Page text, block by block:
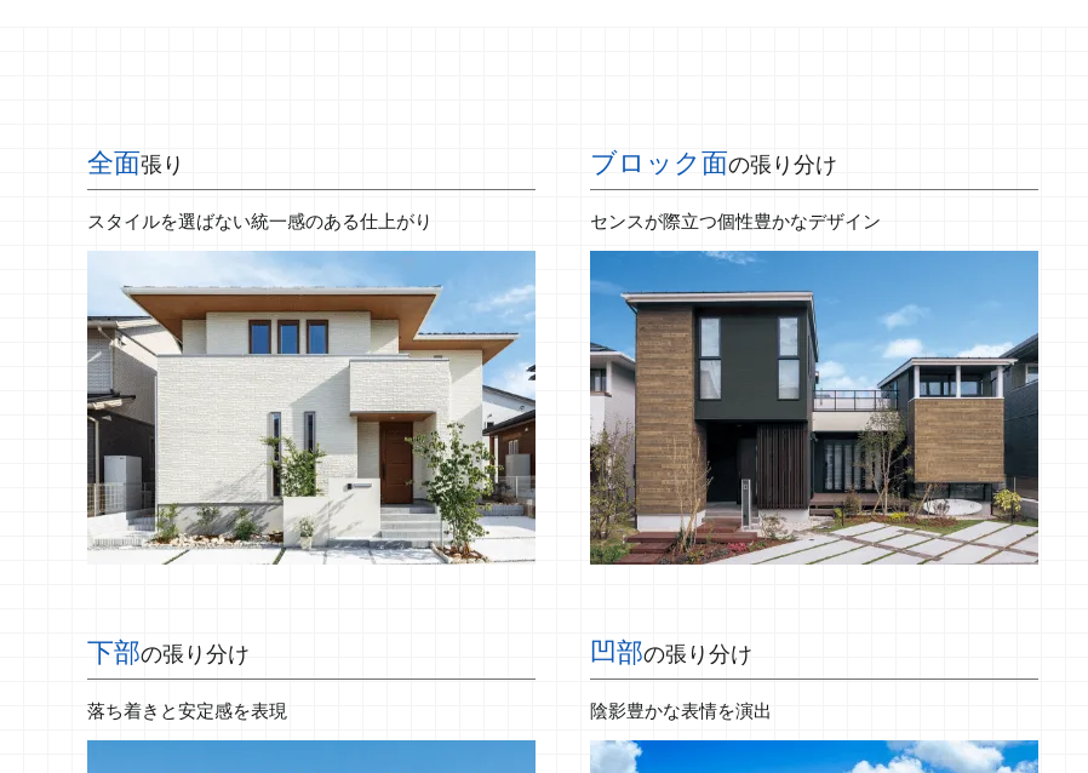
全面張り
スタイルを選ばない統一感のある仕上がり
ブロック面の張り分け
センスが際立つ個性豊かなデザイン
下部の張り分け
落ち着きと安定感を表現
凹部の張り分け
陰影豊かな表情を演出